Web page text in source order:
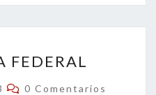
p
ar
tir
FEDERAL
FEDERAL
Comentarios
0 Comentarios